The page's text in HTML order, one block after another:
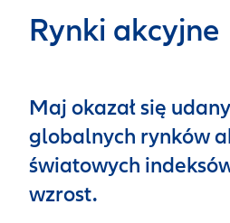
Rynki akcyjne
Maj okazał się
globalnych rynków
światowych
wzrost.